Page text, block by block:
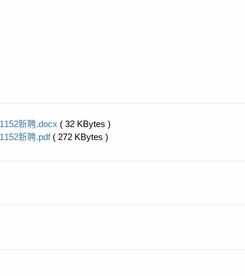
新聘.docx ( 32 KBytes )
新聘.pdf ( 272 KBytes )